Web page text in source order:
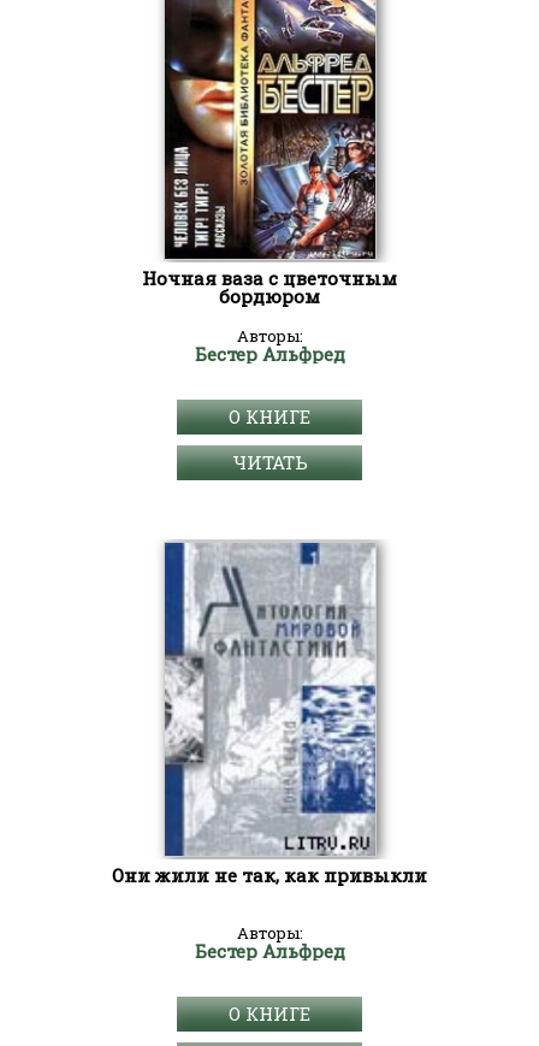
Ночная ваза с цветочным
бордюром
Авторы:
Бестер Альфред
О КНИГЕ
ЧИТАТЬ
Они жили не так, как привыкли
Авторы:
Бестер Альфред
О КНИГЕ